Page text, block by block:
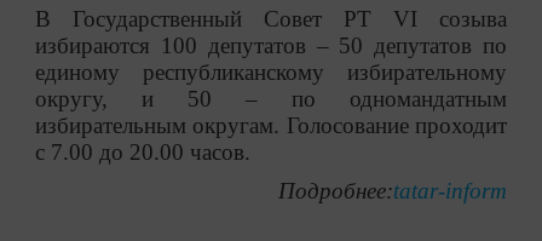
В Государственный Совет РТ VI созыва
избираются 100 депутатов –50 депутатов по
единому республиканскому избирательному
округу, и 50 – по одномандатным
избирательным округам. Голосование проходит
с 7.00 до 20.00 часов.
Подробнее:tatar-inform